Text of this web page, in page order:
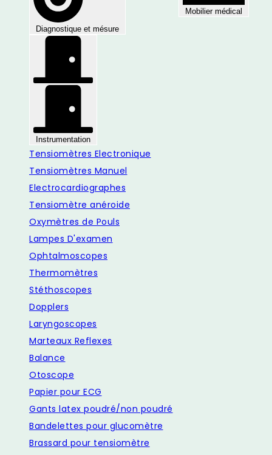
Diagnostique et mésure
Mobilier médical
Instrumentation
Tensiomètres Electronique
Tensiomètres Manuel
Electrocardiographes
Tensiomètre anéroide
Oxymètres de Pouls
Lampes D'examen
Ophtalmoscopes
Thermomètres
Stéthoscopes
Dopplers
Laryngoscopes
Marteaux Reflexes
Balance
Otoscope
Papier pour ECG
Gants latex poudré/non poudré
Bandelettes pour glucomètre
Brassard pour tensiomètre